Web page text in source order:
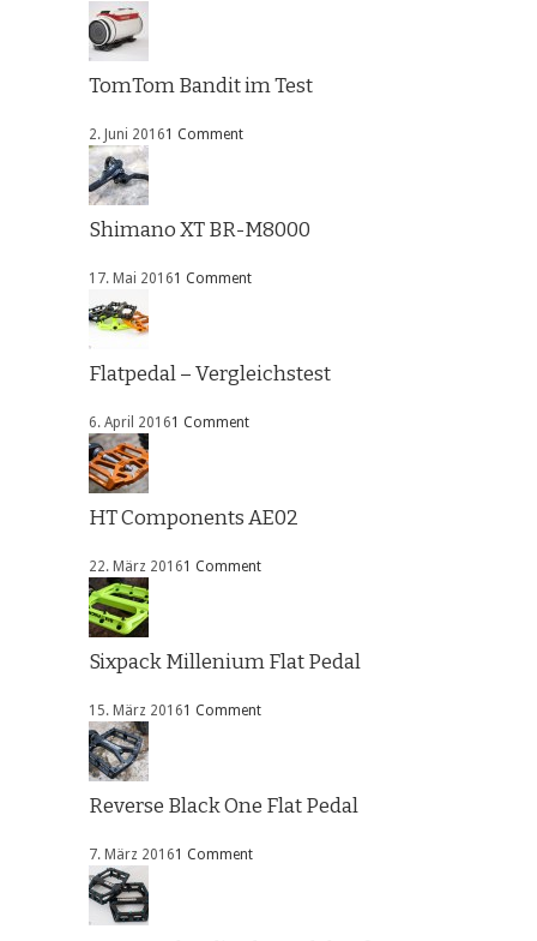
TomTom Bandit im Test
2. Juni 20161 Comment
Shimano XT BR-M8000
17. Mai 20161 Comment
Flatpedal – Vergleichstest
6. April 20161 Comment
HT Components AE02
22. März 20161 Comment
Sixpack Millenium Flat Pedal
15. März 20161 Comment
Reverse Black One Flat Pedal
7. März 20161 Comment